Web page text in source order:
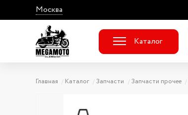
Москва
Каталог
Главная Каталог Запчасти Запчасти прочее